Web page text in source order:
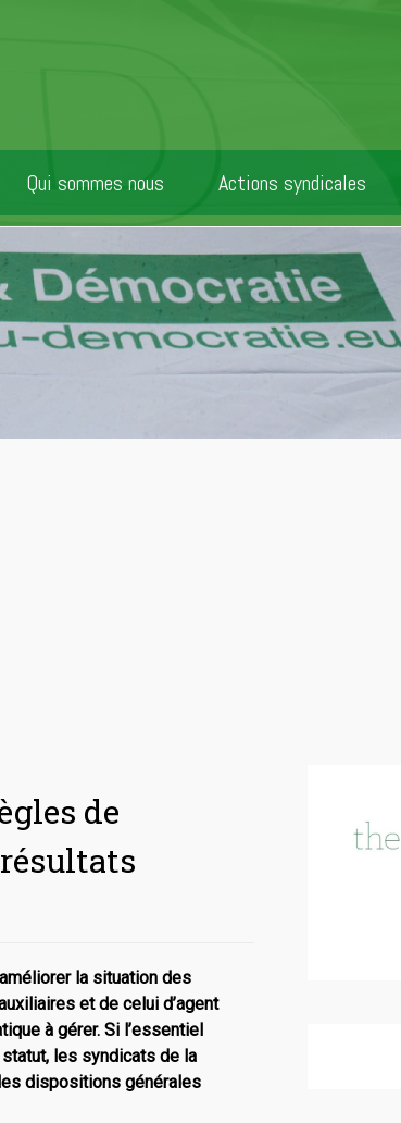
Qui sommes nous Actions syndicales
de
la situation des
et de celui d’agent
à gérer. Si l’essentiel
les syndicats de la
dispositions générales